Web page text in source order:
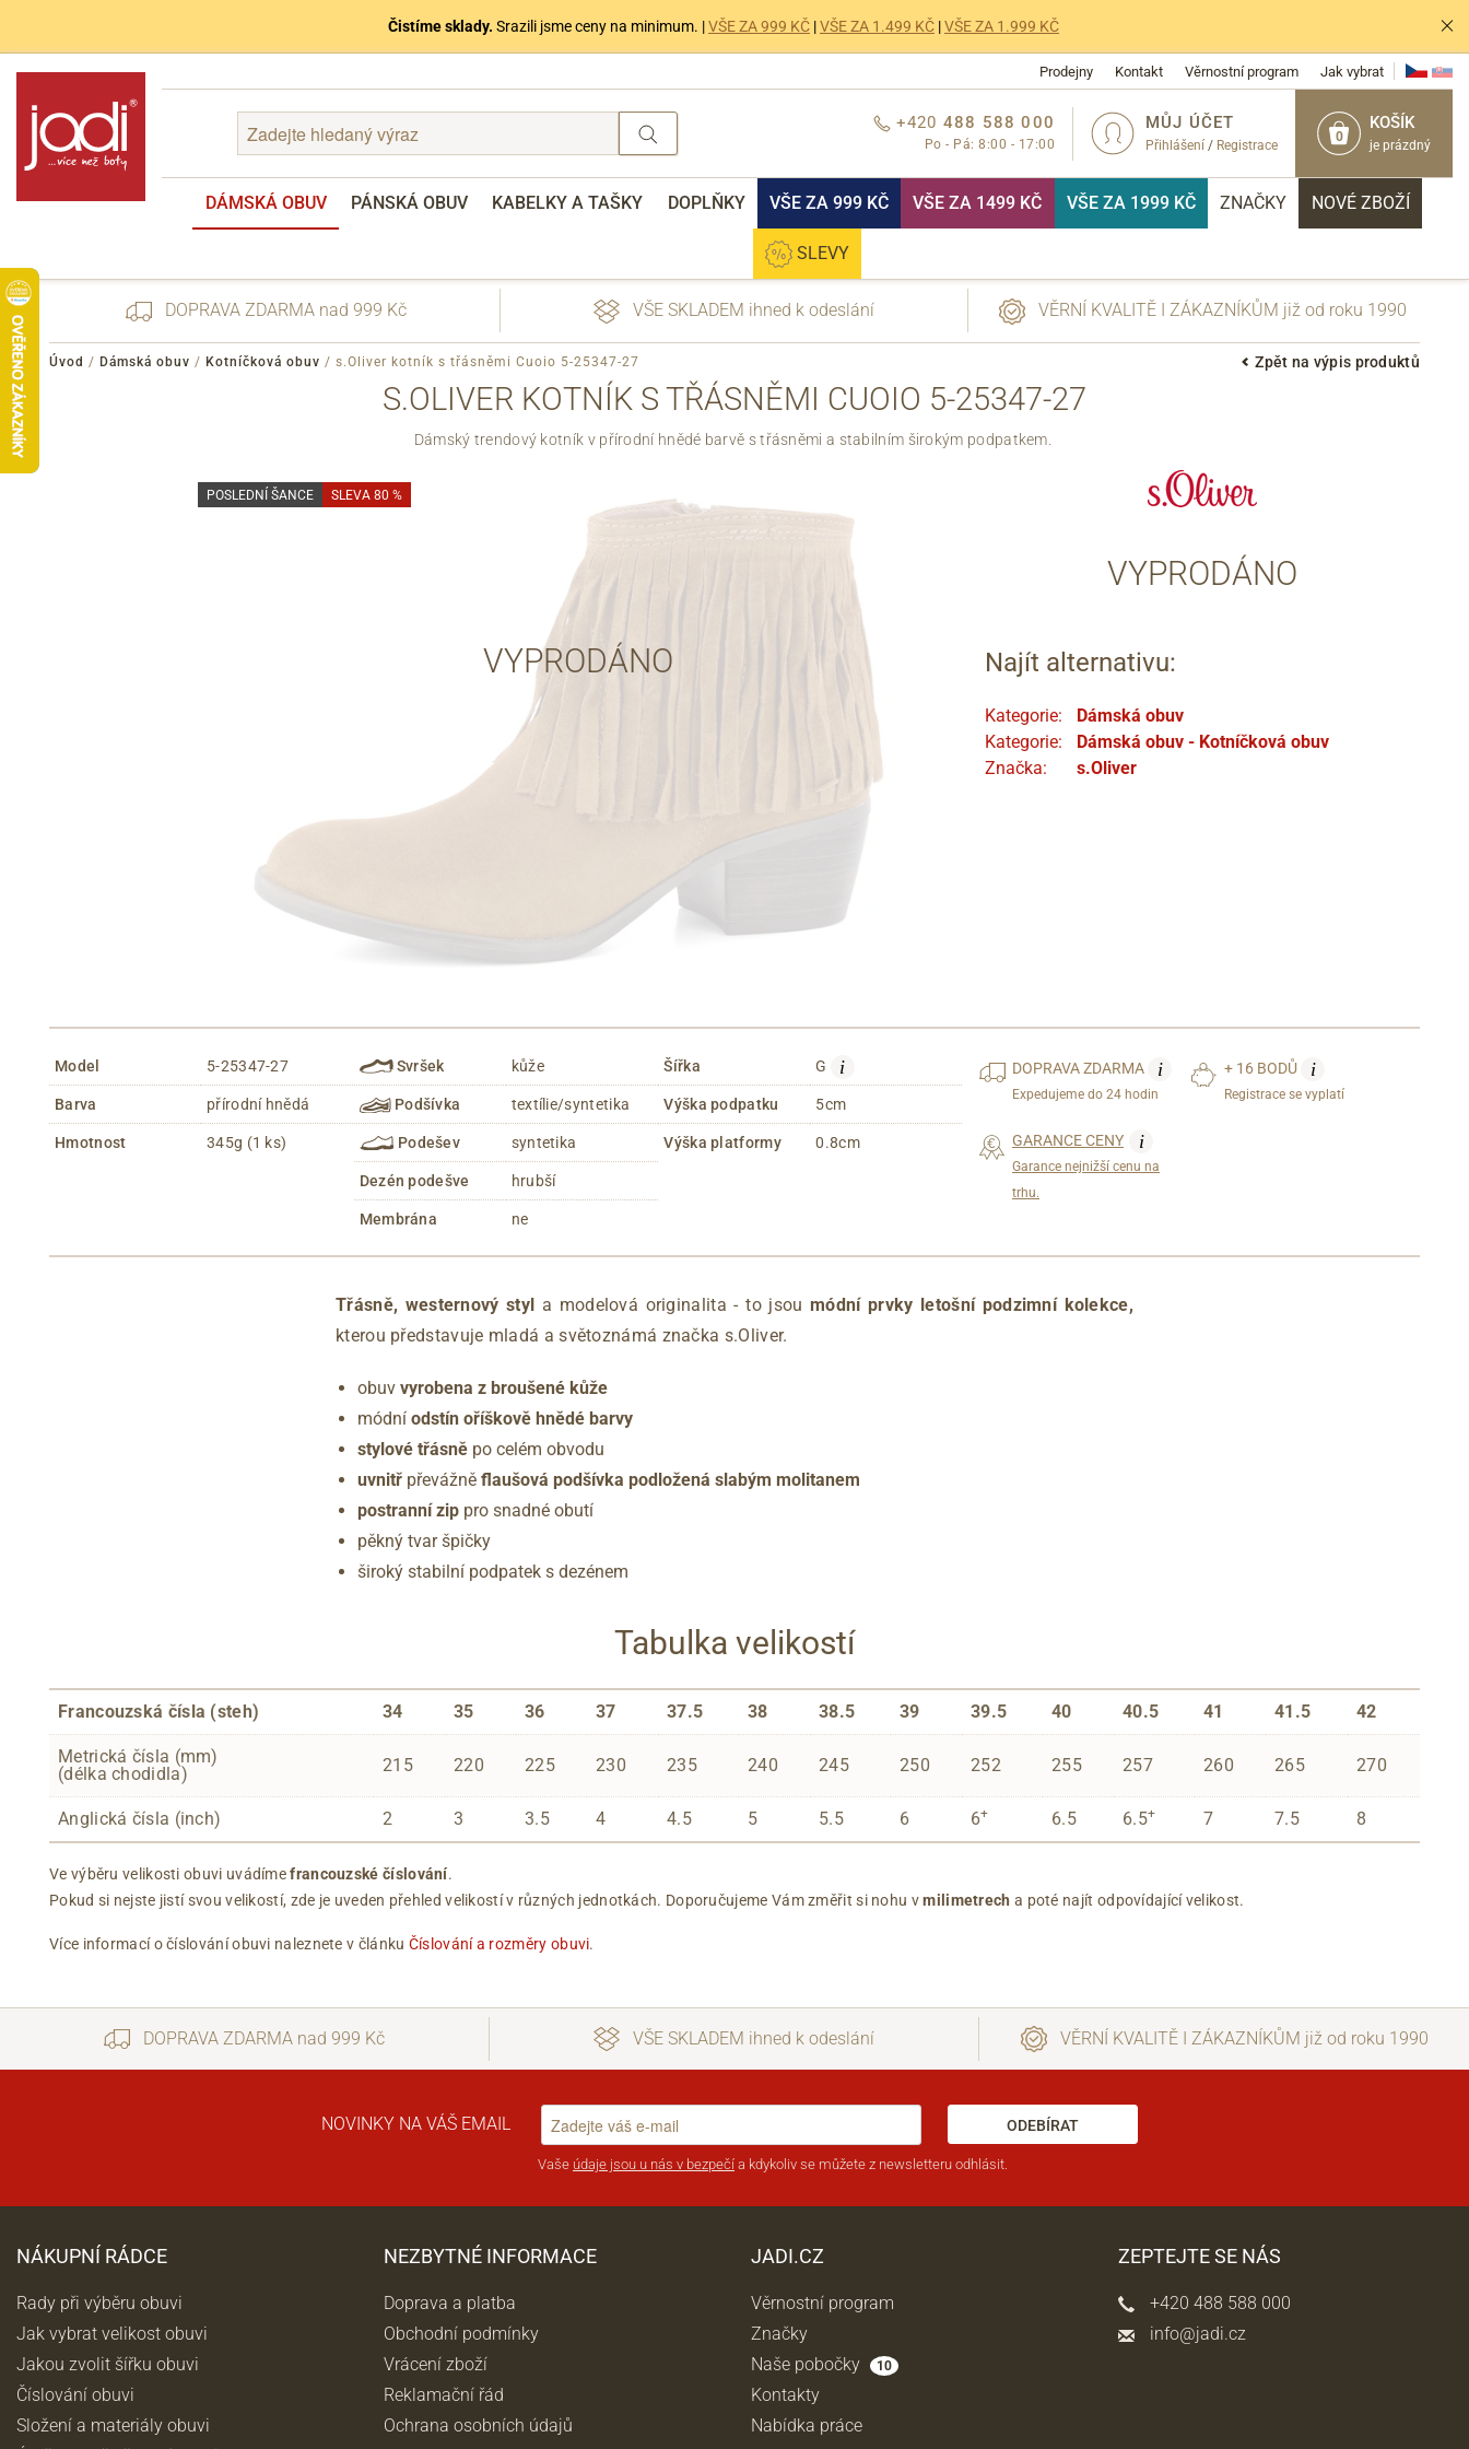
Čistíme sklady. Srazili jsme ceny na minimum. |VŠE ZA 999 KČ |VŠE ZA 1.499 KČ |VŠE ZA 1.999 KČ
Prodejny Kontakt Věrnostní program Jak vybrat
0
KOŠÍK
je prázdný
MŮJ ÚČET
Přihlášení / Registrace
+420 488 588 000
Po - Pá: 8:00 - 17:00
DÁMSKÁ OBUV PÁNSKÁ OBUV KABELKY A TAŠKY DOPLŇKY VŠE ZA 999 KČ VŠE ZA 1499 KČ VŠE ZA 1999 KČ ZNAČKY NOVÉ ZBOŽÍ
SLEVY
Přes Facebook
Přes Seznam
DOPRAVA ZDARMA nad 999 Kč VŠE SKLADEM ihned k odeslání VĚRNÍ KVALITĚ I ZÁKAZNÍKŮM již od roku 1990
Zpět na výpis produktů
Úvod / Dámská obuv / Kotníčková obuv / s.Oliver kotník s třásněmi Cuoio 5-25347-27
S.OLIVER KOTNÍK S TŘÁSNĚMI CUOIO 5-25347-27
Dámský trendový kotník v přírodní hnědé barvě s třásněmi a stabilním širokým podpatkem.
VYPRODÁNO
POSLEDNÍ ŠANCE SLEVA 80 %
VYPRODÁNO
Najít alternativu:
Kategorie:
Dámská obuv
Kategorie:
Dámská obuv - Kotníčková obuv
Značka:
s.Oliver
Model 5-25347-27
Barva přírodní hnědá
Hmotnost 345g (1 ks)
Svršek kůže
Podšívka textílie/syntetika
Podešev syntetika
Dezén podešve hrubší
Membrána ne
Šířka G i
Výška podpatku 5cm
Výška platformy 0.8cm
DOPRAVAZDARMA i
Expedujeme do 24 hodin
+ 16 BODŮ i
Registrace se vyplatí
GARANCE CENY i
Garance nejnižší cenu na
trhu.
Třásně, westernový styl a modelová originalita - to jsoumódní prvky letošní podzimní kolekce,
kterou představuje mladá a světoznámá značka s.Oliver.
obuv vyrobena z broušené kůže
módní odstín oříškově hnědé barvy
stylové třásně po celém obvodu
uvnitř převážně flaušová podšívka podložená slabým molitanem
postranní zip pro snadné obutí
pěkný tvar špičky
široký stabilní podpatek s dezénem
Tabulka velikostí
Francouzská čísla (steh) 34 35 36 37 37.5 38 38.5 39 39.5 40 40.5 41 41.5 42
Metrická čísla (mm)
(délka chodidla)
215 220 225 230 235 240 245 250 252 255 257 260 265 270
Anglická čísla (inch) 2 3 3.5 4 4.5 5 5.5 6 6+ 6.5 6.5+ 7 7.5 8
Ve výběru velikosti obuvi uvádímefrancouzské číslování.
Pokud si nejste jistí svou velikostí, zde je uveden přehled velikostí v různých jednotkách. Doporučujeme Vám změřit si nohu vmilimetrech a poté najít odpovídající velikost.
Více informací o číslování obuvi naleznete v článku Číslování a rozměry obuvi.
DOPRAVA ZDARMA nad 999 Kč VŠE SKLADEM ihned k odeslání VĚRNÍ KVALITĚ I ZÁKAZNÍKŮM již od roku 1990
NOVINKY NA VÁŠ EMAIL ODEBÍRAT
Vaše údaje jsou u nás v bezpečí a kdykoliv se můžete z newsletteru odhlásit.
NÁKUPNÍ RÁDCE
Rady při výběru obuvi
Jak vybrat velikost obuvi
Jakou zvolit šířku obuvi
Číslování obuvi
Složení a materiály obuvi
NEZBYTNÉ INFORMACE
Doprava a platba
Obchodní podmínky
Vrácení zboží
Reklamační řád
Ochrana osobních údajů
JADI.CZ
Věrnostní program
Značky
Naše pobočky
10
Kontakty
Nabídka práce
ZEPTEJTE SE NÁS
+420 488 588 000
info@jadi.cz